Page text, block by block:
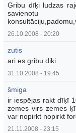
Gribu dīķi ludzas
26.10.2008 - 20:20
zutis
ari es gribu diki
31.10.2008 - 19:45
šmiga
ir iespējas rakt dīķī
zemes virs zemes
var nopirkt nopirkt
21.11.2008 - 23:15